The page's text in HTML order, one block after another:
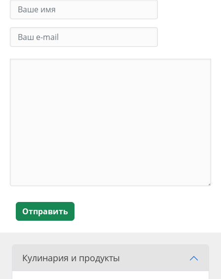
Отправить
Кулинария и продукты